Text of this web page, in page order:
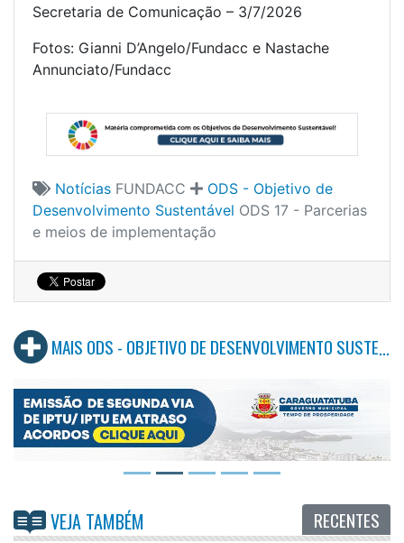
Secretaria de Comunicação – 3/7/2026
Fotos: Gianni D’Angelo/Fundacc e Nastache
Annunciato/Fundacc
Notícias FUNDACC
ODS - Objetivo de
Desenvolvimento Sustentável ODS 17 - Parcerias
e meios de implementação
MAIS ODS - OBJETIVO DE DESENVOLVIMENTO SUSTENTÁVEL
VEJA TAMBÉM RECENTES